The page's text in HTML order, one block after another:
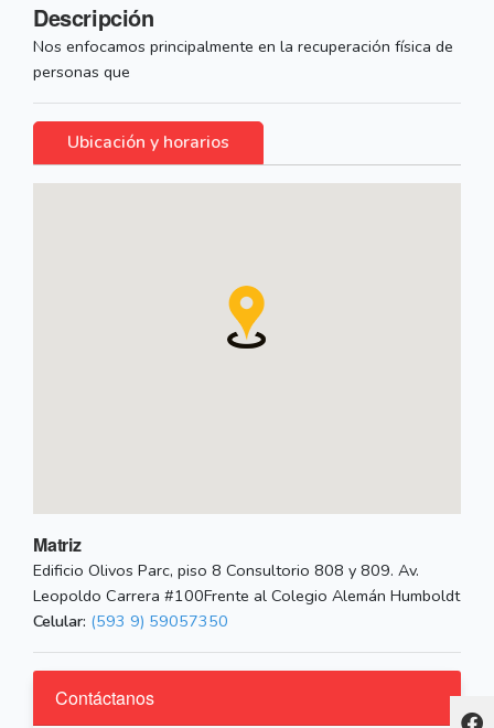
Descripción
Nos enfocamos principalmente en la recuperación física de
personas que
Ubicación y horarios
Matriz
Edificio Olivos Parc, piso 8 Consultorio 808 y 809. Av.
Leopoldo Carrera #100Frente al Colegio Alemán Humboldt
Celular: (593 9) 59057350
Contáctanos